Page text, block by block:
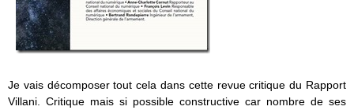
Je vais décomposer tout cela dans cette revue critique du Rapport
Villani. Critique mais si possible constructive car nombre de ses